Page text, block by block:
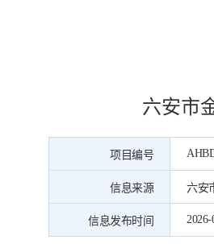
六安市
项目编号
信息来源 六安
信息发布时间 2026-